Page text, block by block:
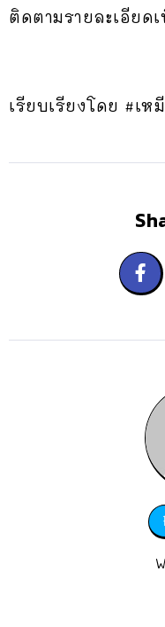
ติดตามรายละเอียด
เรียบเรียงโดย #เห